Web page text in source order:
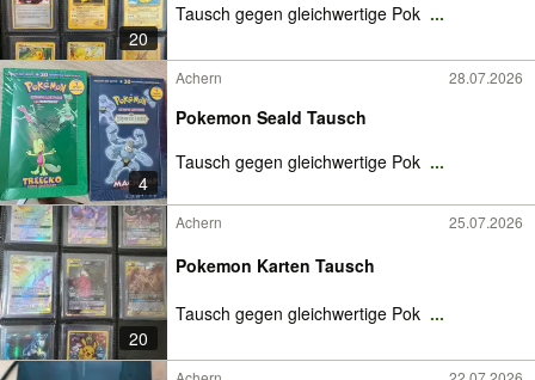
20
Tausch gegen gleichwertige Pok ...
4
Achern 28.07.2026
Pokemon Seald Tausch
Tausch gegen gleichwertige Pok ...
20
Achern 25.07.2026
Pokemon Karten Tausch
Tausch gegen gleichwertige Pok ...